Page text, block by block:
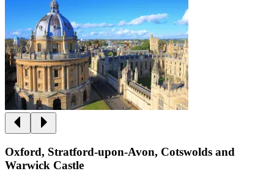
Oxford, Stratford-upon-Avon, Cotswolds and
Warwick Castle